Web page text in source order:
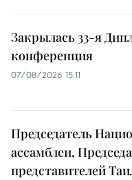
Закрылась 33-я
конференция
07/08/2026 15:11
Председатель
ассамблеи,
представителей